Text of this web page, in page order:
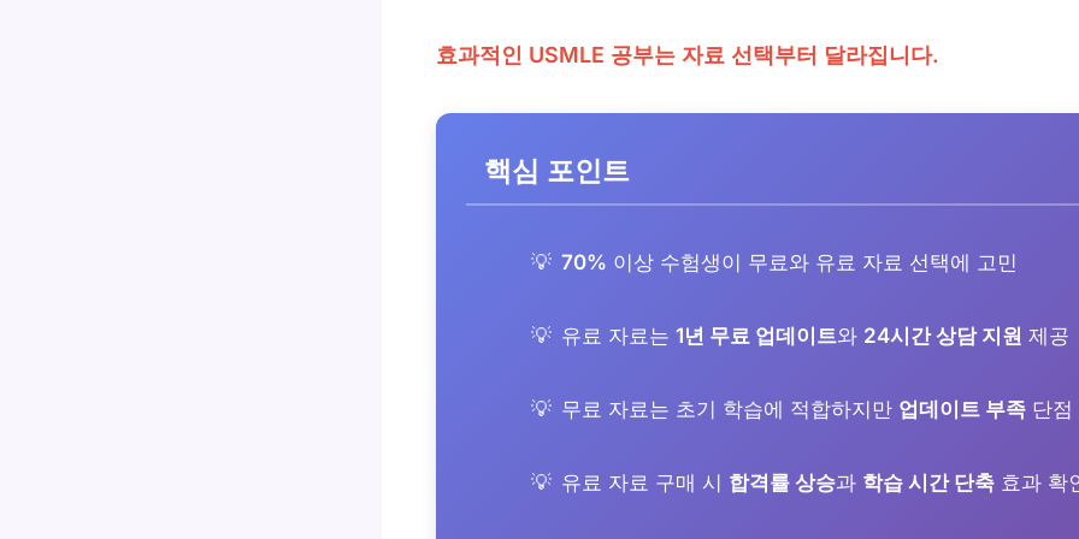
효과적인 USMLE 공부는 자료 선택부터 달라집니다.
핵심 포인트
70% 이상 수험생이 무료와 유료 자료 선택에 고민
유료 자료는 1년 무료 업데이트와 24시간 상담 지원 제공
무료 자료는 초기 학습에 적합하지만 업데이트 부족 단점
유료 자료 구매 시 합격률 상승과 학습 시간 단축 효과 확